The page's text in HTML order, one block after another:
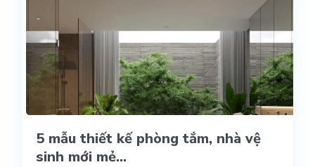
5 mẫu thiết kế phòng tắm, nhà vệ
sinh mới mẻ...